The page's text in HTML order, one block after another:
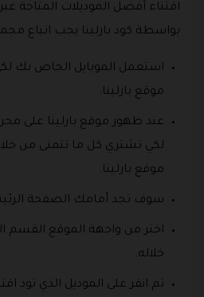
اقتناء أفضل الموديلات المتاحة
بواسطة كود بارلينا يجب اتباع
استعمل الموبايل الخاص بك
موقع بارلينا.
عند ظهور موقع بارلينا على
لكي تشتري كل ما تتمنى من
موقع بارلينا.
سوف تجد أمامك الصفحة
اختر من واجهة الموقع القسم
خلاله.
ثم انقر على الموديل الذي تود